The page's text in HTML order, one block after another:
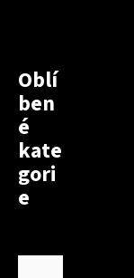
Oblí
ben
é
kate
gori
e